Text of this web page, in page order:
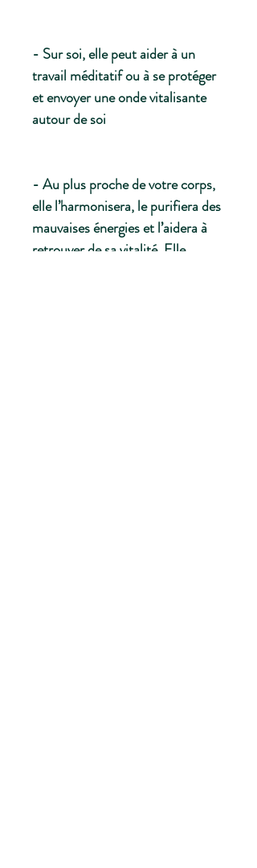
- Sur soi, elle peut aider à un
travail méditatif ou à se protéger
et envoyer une onde vitalisante
autour de soi
- Au plus proche de votre corps,
elle l’harmonisera, le purifiera des
mauvaises énergies et l’aidera à
retrouver de sa vitalité. Elle